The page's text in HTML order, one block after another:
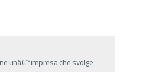
unâ€™impresa che svolge